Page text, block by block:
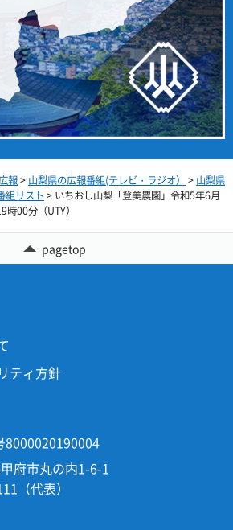
報> 山梨県の広報番組(テレビ・ラジオ） > 山梨県
組リスト > いちおし山梨「登美農園」令和5年6月
00分（UTY）
pagetop
ティ方針
8000020190004
府市丸の内1-6-1
（代表）